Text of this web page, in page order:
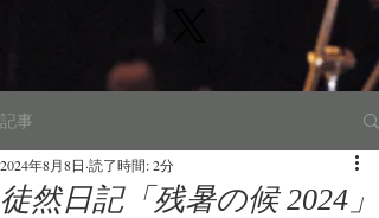
記事
徒然日記「残暑の候 2024」
2024年8月8日 読了時間: 2分